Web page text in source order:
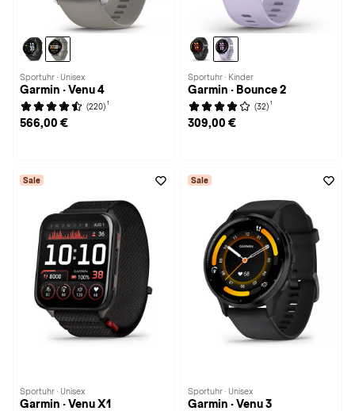
Sportuhr · Unisex
Garmin · Venu 4
(220) 1
566,00 €
Sportuhr · Kinder
Garmin · Bounce 2
(32) 1
309,00 €
Sale
Sportuhr · Unisex
Garmin · Venu X1
Sale
Sportuhr · Unisex
Garmin · Venu 3